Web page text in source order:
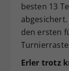
besten 13
den ersten
Erler trotz